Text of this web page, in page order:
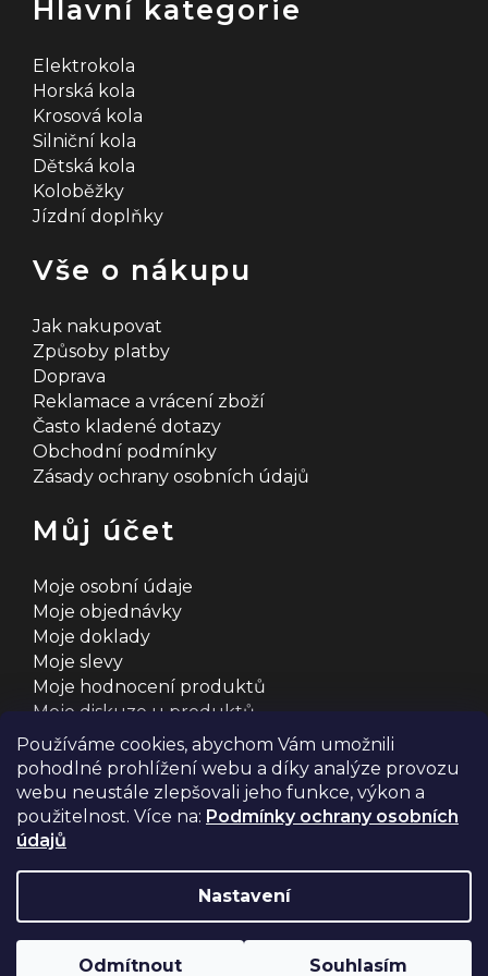
Používáme cookies, abychom Vám umožnili
pohodlné prohlížení webu a díky analýze provozu
webu neustále zlepšovali jeho funkce, výkon a
použitelnost. Více na: Podmínky ochrany osobních
údajů
Nastavení
Odmítnout Souhlasím
y
u
Hlavní kategorie
Elektrokola
Horská kola
Krosová kola
Silniční kola
Dětská kola
Koloběžky
Jízdní doplňky
Vše o nákupu
Jak nakupovat
Způsoby platby
Doprava
Reklamace a vrácení zboží
Často kladené dotazy
Obchodní podmínky
Zásady ochrany osobních údajů
Můj účet
Moje osobní údaje
Moje objednávky
Moje doklady
Moje slevy
Moje hodnocení produktů
Moje diskuze u produktů
Shoptet s ❤️ vyšperkovalo